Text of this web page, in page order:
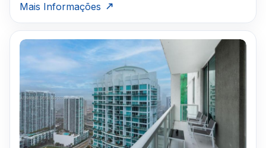
Mais Informações